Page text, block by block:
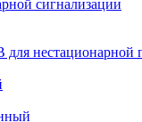
сигнализации
для нестационарной